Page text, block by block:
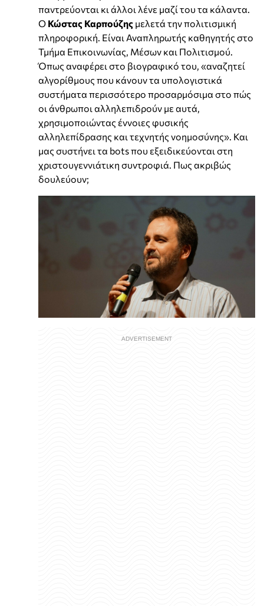
παντρεύονται κι άλλοι λένε μαζί του τα κάλαντα.
Ο Κώστας Καρπούζης μελετά την πολιτισμική
πληροφορική. Είναι Αναπληρωτής καθηγητής στο
Τμήμα Επικοινωνίας, Μέσων και Πολιτισμού.
Όπως αναφέρει στο βιογραφικό του, «αναζητεί
αλγορίθμους που κάνουν τα υπολογιστικά
συστήματα περισσότερο προσαρμόσιμα στο πώς
οι άνθρωποι αλληλεπιδρούν με αυτά,
χρησιμοποιώντας έννοιες φυσικής
αλληλεπίδρασης και τεχνητής νοημοσύνης». Και
μας συστήνει τα bots που εξειδικεύονται στη
χριστουγεννιάτικη συντροφιά. Πως ακριβώς
δουλεύουν;